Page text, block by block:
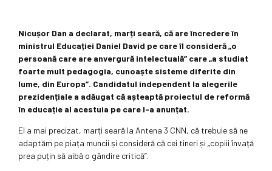
Nicușor Dan a declarat, marți seară, că are încredere în
ministrul Educației Daniel David pe care îl consideră „o
persoană care are anvergură intelectuală” care „a studiat
foarte mult pedagogia, cunoaște sisteme diferite din
lume, din Europa”. Candidatul independent la alegerile
prezidențiale a adăugat că așteaptă proiectul de reformă
în educație al acestuia pe care l-a anunțat.
El a mai precizat, marți seară la Antena 3 CNN, că trebuie să ne
adaptăm pe piața muncii și consideră că cei tineri și „copiii învață
prea puțin să aibă o gândire critică”.